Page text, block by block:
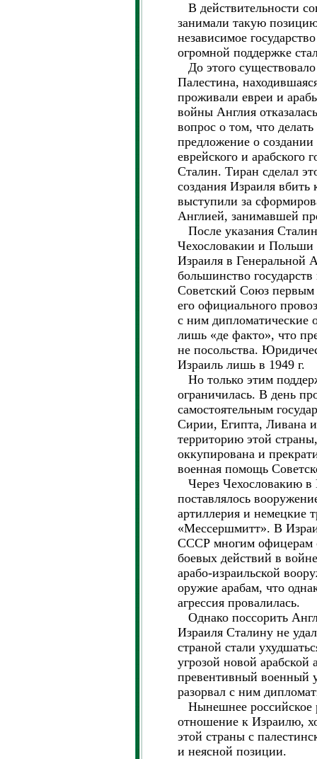
В действительности
занимали такую
независимое
огромной поддержке
До этого
Палестина,
проживали евреи и
войны Англия
вопрос о том, что
предложение о
еврейского и арабского
Сталин. Тиран сделал
создания Израиля
выступили за
Англией, занимавшей
После указания
Чехословакии и Польши
Израиля в Генеральной
большинство
Советский Союз первым
его официального
с ним
лишь «де факто», что
не посольства.
Израиль лишь в 1949 г.
Но только этим
ограничилась. В день
самостоятельным
Сирии, Египта, Ливана
территорию этой
оккупирована и
военная помощь
Через Чехословакию в
поставлялось
артиллерия и немецкие
«Мессершмитт». В
СССР многим офицерам
боевых действий в
арабо-израильской
оружие арабам, что
агрессия провалилась.
Однако поссорить
Израиля Сталину не
страной стали
угрозой новой
превентивный военный
разорвал с ним
Нынешнее российское
отношение к Израилю,
этой страны с
и неясной позиции.